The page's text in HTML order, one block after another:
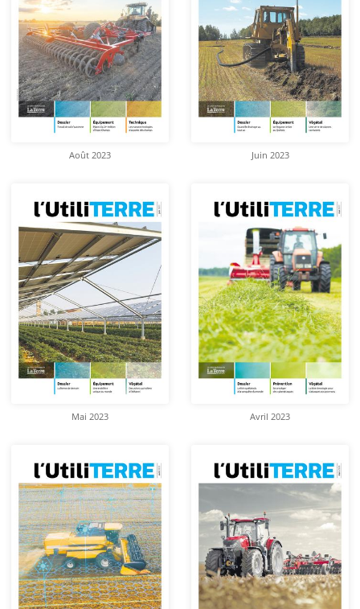
Août 2023 Juin 2023
Mai 2023 Avril 2023